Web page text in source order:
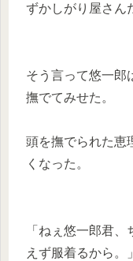
ずかしがり屋さん
そう言って悠一郎
撫でてみせた。
頭を撫でられた恵
くなった。
「ねぇ悠一郎君
えず服着るから。」